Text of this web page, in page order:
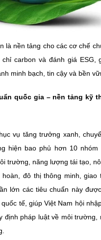
là nền tảng cho các cơ chế
carbon và đánh giá ESG,
minh bạch, tin cậy và bền
quốc gia – nền tảng kỹ
vụ tăng trưởng xanh,
hiện bao phủ hơn 10 nhóm
trường, năng lượng tái tạo,
đô thị thông minh, giao
lớn các tiêu chuẩn này
tế, giúp Việt Nam hội
định pháp luật về môi trường,